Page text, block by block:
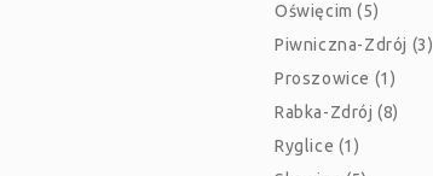
Oświęcim (5)
Piwniczna-Zdrój (3)
Proszowice (1)
Rabka-Zdrój (8)
Ryglice (1)